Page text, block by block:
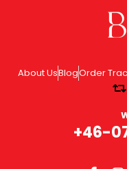
About UsBlogOrder
+46-